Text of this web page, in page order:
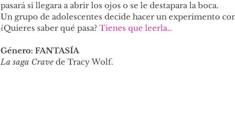
pasará si llegara a abrir los ojos o se le destapara la boca.
Un grupo de adolescentes decide hacer un experimento
¿Quieres saber qué pasa? Tienes que leerla…
Género: FANTASÍA
La saga Crave de Tracy Wolf.